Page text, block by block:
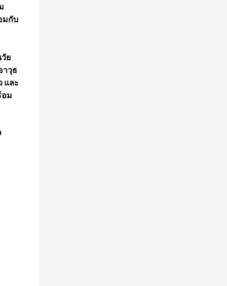
มกับ
ย
าวุธ
และ
อม